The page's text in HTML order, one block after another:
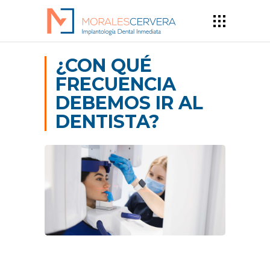
¿CON QUÉ
FRECUENCIA
DEBEMOS IR AL
DENTISTA?